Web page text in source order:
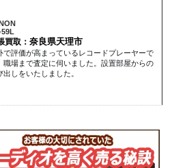
買取： 奈良県天理市
で評価が高まっているレコードプレーヤーで
職場まで査定に伺いました。設置部屋からの
出しをいたしました。